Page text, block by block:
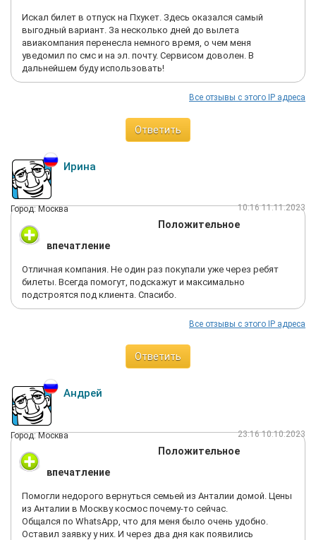
Искал билет в отпуск на Пхукет. Здесь оказался самый
выгодный вариант. За несколько дней до вылета
авиакомпания перенесла немного время, о чем меня
уведомил по смс и на эл. почту. Сервисом доволен. В
дальнейшем буду использовать!
Все отзывы с этого IP адреса
Ответить
Ирина
Город: Москва 10:16 11.11.2023
Положительное
впечатление
Отличная компания. Не один раз покупали уже через ребят
билеты. Всегда помогут, подскажут и максимально
подстроятся под клиента. Спасибо.
Все отзывы с этого IP адреса
Ответить
Андрей
Город: Москва 23:16 10.10.2023
Положительное
впечатление
Помогли недорого вернуться семьей из Анталии домой. Цены
из Анталии в Москву космос почему-то сейчас.
Общался по WhatsApp, что для меня было очень удобно.
Оставил заявку у них. И через два дня как появились